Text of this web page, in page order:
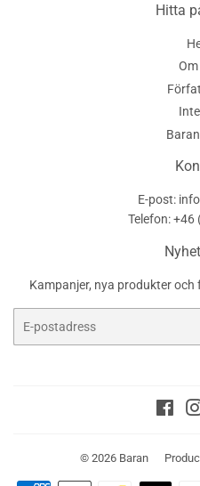
Hitta
E-post:
Telefon: +46
Kampanjer, nya produkter
post
© 2026 Baran